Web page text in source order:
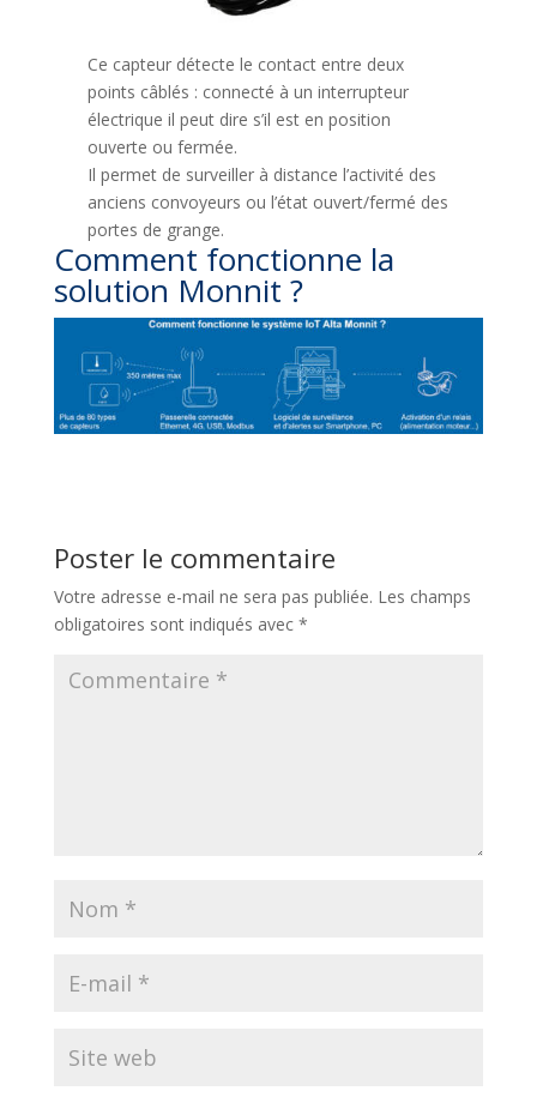
Ce capteur détecte le contact entre deux
points câblés : connecté à un interrupteur
électrique il peut dire s’il est en position
ouverte ou fermée.
Il permet de surveiller à distance l’activité des
anciens convoyeurs ou l’état ouvert/fermé des
portes de grange.
Comment fonctionne la
solution Monnit ?
Poster le commentaire
Votre adresse e-mail ne sera pas publiée. Les champs
obligatoires sont indiqués avec *